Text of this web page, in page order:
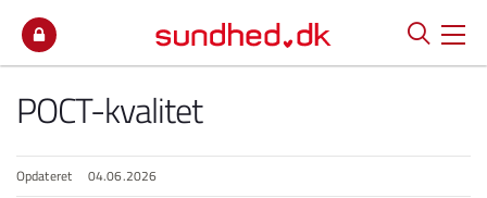
POCT-kvalitet
Opdateret 04.06.2026